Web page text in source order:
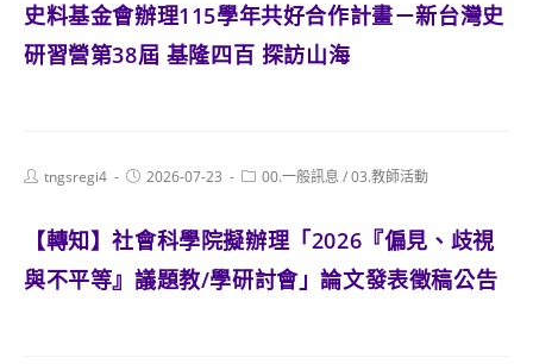
史料基金會辦理115學年共好合作計畫－新台灣史
研習營第38屆 基隆四百 探訪山海
Posttngsregi4
Post2026-07-23
Post00.一般訊息 /03.教師活動
【轉知】社會科學院擬辦理「2026『偏見、歧視
與不平等』議題教/學研討會」論文發表徵稿公告